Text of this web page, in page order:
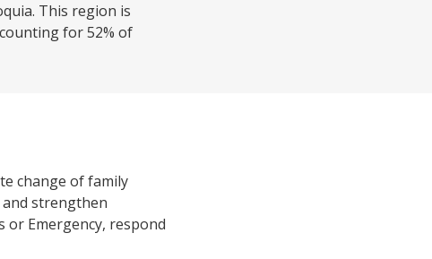
This region is
for 52% of
change of family
and strengthen
or Emergency, respond